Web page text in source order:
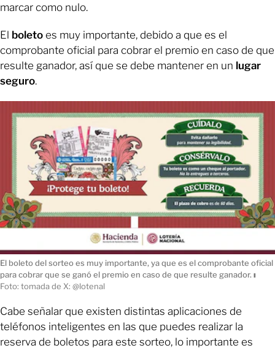
marcar como nulo.
El boleto es muy importante, debido a que es el
comprobante oficial para cobrar el premio en caso de que
resulte ganador, así que se debe mantener en un lugar
seguro.
El boleto del sorteo es muy importante, ya que es el comprobante oficial
para cobrar que se ganó el premio en caso de que resulte ganador. ı
Foto: tomada de X: @lotenal
Cabe señalar que existen distintas aplicaciones de
teléfonos inteligentes en las que puedes realizar la
reserva de boletos para este sorteo, lo importante es